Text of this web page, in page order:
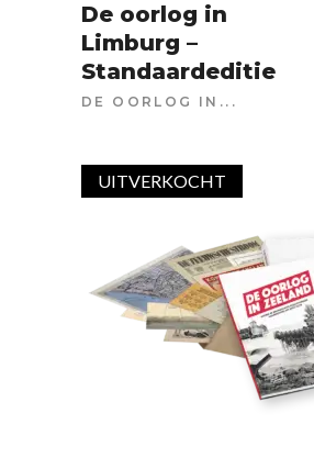
IN WINKELWAGEN
De oorlog in
Limburg –
Standaardeditie
DE OORLOG IN...
UITVERKOCHT